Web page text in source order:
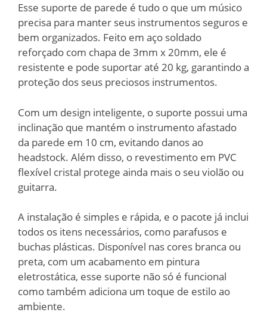
Esse suporte de parede é tudo o que um músico
precisa para manter seus instrumentos seguros e
bem organizados. Feito em aço soldado
reforçado com chapa de 3mm x 20mm, ele é
resistente e pode suportar até 20 kg, garantindo a
proteção dos seus preciosos instrumentos.
Com um design inteligente, o suporte possui uma
inclinação que mantém o instrumento afastado
da parede em 10 cm, evitando danos ao
headstock. Além disso, o revestimento em PVC
flexível cristal protege ainda mais o seu violão ou
guitarra.
A instalação é simples e rápida, e o pacote já inclui
todos os itens necessários, como parafusos e
buchas plásticas. Disponível nas cores branca ou
preta, com um acabamento em pintura
eletrostática, esse suporte não só é funcional
como também adiciona um toque de estilo ao
ambiente.